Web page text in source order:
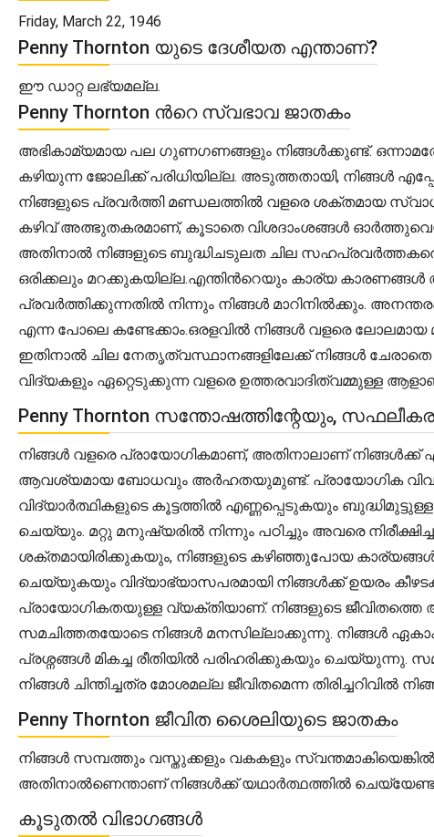
Friday, March 22, 1946
Penny Thornton യുടെ ദേശീയത എന്താണ്?
ഈ ഡാറ്റ ലഭ്യമല്ല.
Penny Thornton ൻറെ സ്വഭാവ ജാതകം
അഭികാമ്യമായ പല ഗുണഗണങ്ങളും നിങ്ങൾക്കുണ്ട്.
കഴിയുന്ന ജോലിക്ക് പരിധിയില്ല. അടുത്തതായി, നിങ്ങൾ
നിങ്ങളുടെ പ്രവർത്തി മണ്ഡലത്തിൽ വളരെ ശക്തമായ
കഴിവ് അത്ഭുതകരമാണ്, കൂടാതെ വിശദാംശങ്ങൾ
അതിനാൽ നിങ്ങളുടെ ബുദ്ധിചടുലത ചില സഹപ്രവർത്തകരെ
ഒരിക്കലും മറക്കുകയില്ല.എന്തിന്‍റെയും കാര്യ
പ്രവർത്തിക്കുന്നതിൽ നിന്നും നിങ്ങൾ മാറിനിൽക്കും.
എന്ന പോലെ കണ്ടേക്കാം.ഒരളവിൽ നിങ്ങൾ വളരെ
ഇതിനാൽ ചില നേതൃത്വസ്ഥാനങ്ങളിലേക്ക് നിങ്ങൾ
വിദ്യകളും ഏറ്റെടുക്കുന്ന വളരെ ഉത്തരവാദിത്വമ്മുള്ള
Penny Thornton സന്തോഷത്തിന്റേയും,
നിങ്ങൾ വളരെ പ്രായോഗികമാണ്, അതിനാലാണ് നിങ്ങൾക്ക്
ആവശ്യമായ ബോധവും അർഹതയുമുണ്ട്. പ്രായോഗിക
വിദ്യാർത്ഥികളുടെ കൂട്ടത്തിൽ എണ്ണപ്പെടുകയും
ചെയ്യും. മറ്റു മനുഷ്യരിൽ നിന്നും പഠിച്ചും അവരെ
ശക്തമായിരിക്കുകയും, നിങ്ങളുടെ കഴിഞ്ഞുപോയ
ചെയ്യുകയും വിദ്യാഭ്യാസപരമായി നിങ്ങൾക്ക് ഉയരം
പ്രായോഗികതയുള്ള വ്യക്തിയാണ്. നിങ്ങളുടെ ജീവിതത്തെ
സമചിത്തതയോടെ നിങ്ങൾ മനസില്ലാക്കുന്നു. നിങ്ങൾ
പ്രശ്നങ്ങൾ മികച്ച രീതിയിൽ പരിഹരിക്കുകയും
നിങ്ങൾ ചിന്തിച്ചത്ര മോശമല്ല ജീവിതമെന്ന
Penny Thornton ജീവിത ശൈലിയുടെ ജാതകം
നിങ്ങൾ സമ്പത്തും വസ്തുക്കളും വകകളും
അതിനാൽണെന്താണ് നിങ്ങൾക്ക് യഥാർത്ഥത്തിൽ
കൂടുതൽ വിഭാഗങ്ങൾ